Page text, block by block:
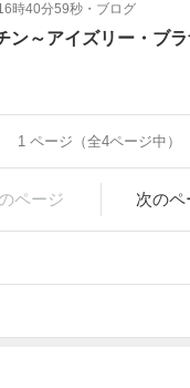
時40分59秒 ・ ブログ
～アイズリー・ブ
1 ページ（全4ページ中）
ページ 次のペ